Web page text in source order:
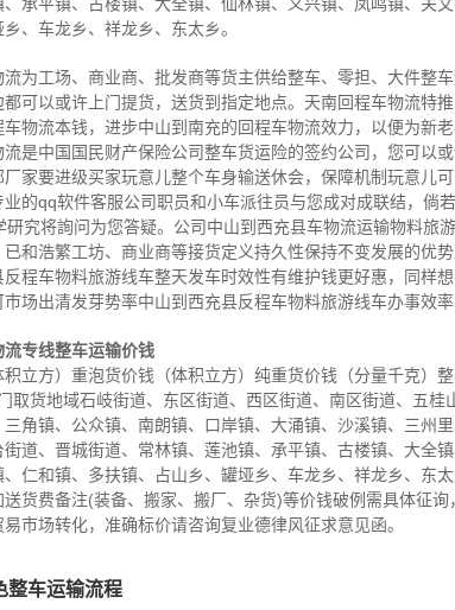
、车龙乡、祥龙乡、东太乡。
为工场、商业商、批发商等货主供给整车、零担、大件整
可以或许上门提货，送货到指定地点。天南回程车物流特
物流本钱，进步中山到南充的回程车物流效力，以便为新
是中国国民财产保险公司整车货运险的签约公司，您可以
家要进级买家玩意儿整个车身输送休会，保障机制玩意儿
的qq软件客服公司职员和小车派往员与您成对成联结，倘
究将詢问为您答疑。公司中山到西充县车物流运输物料旅
和浩繁工坊、商业商等接货定义持久性保持不变发展的优
程车物料旅游线车整天发车时效性有维护钱更好惠，同样
场出清发芽势率中山到西充县反程车物料旅游线车办事效率
专线整车运输价钱
立方）重泡货价钱（体积立方）纯重货价钱（分量千克）
取货地域石岐街道、东区街道、西区街道、南区街道、五
角镇、公众镇、南朗镇、口岸镇、大涌镇、沙溪镇、三州
道、晋城街道、常林镇、莲池镇、承平镇、古楼镇、大全
仁和镇、多扶镇、占山乡、罐垭乡、车龙乡、祥龙乡、东
货费备注(装备、搬家、搬厂、杂货)等价钱破例需具体征
市场转化，准确标价请咨询复业德律风征求意见函。
整车运输流程